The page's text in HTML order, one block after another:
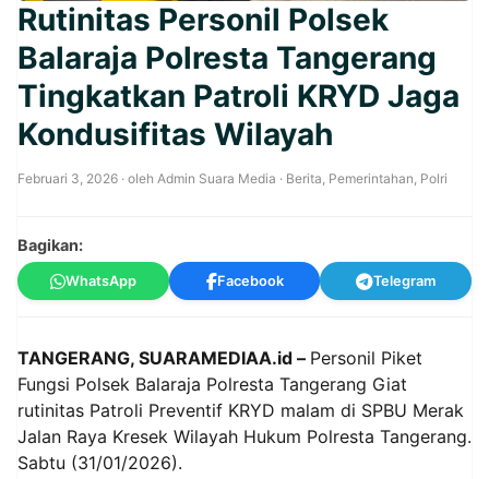
Rutinitas Personil Polsek
Balaraja Polresta Tangerang
Tingkatkan Patroli KRYD Jaga
Kondusifitas Wilayah
Februari 3, 2026 · oleh Admin Suara Media · Berita, Pemerintahan, Polri
Bagikan:
WhatsApp Facebook Telegram
TANGERANG, SUARAMEDIAA.id – Personil Piket
Fungsi Polsek Balaraja Polresta Tangerang Giat
rutinitas Patroli Preventif KRYD malam di SPBU Merak
Jalan Raya Kresek Wilayah Hukum Polresta Tangerang.
Sabtu (31/01/2026).